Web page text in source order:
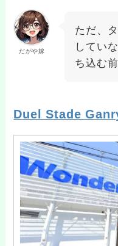
だがや嫁
ただ、
してい
ち込む
Duel Stade